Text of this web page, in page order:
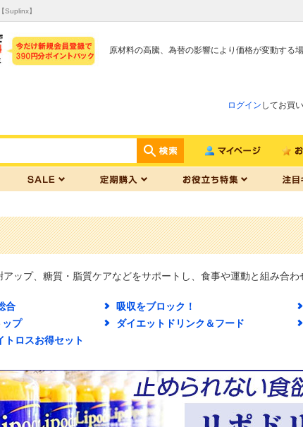
Suplinx】
原材料の高騰、為替の影響により価格が変動する
ログイン してお買
ップ、糖質・脂質ケアなどをサポートし、食事や運動と組み合
合 吸収をブロック！
ップ
ダイエットドリンク＆フード
トロスお得セット